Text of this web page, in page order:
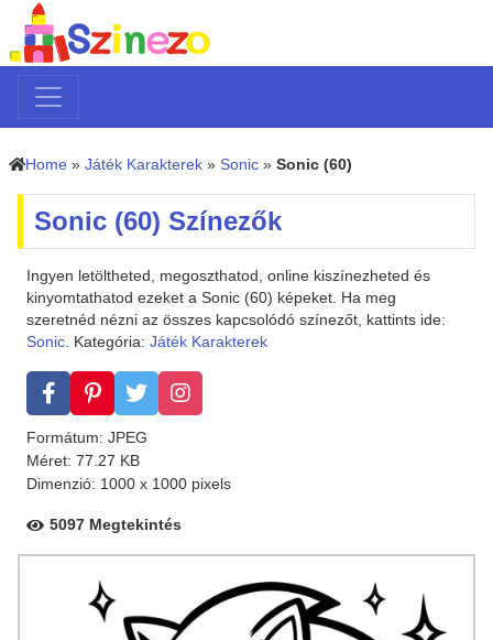
Home » Játék Karakterek » Sonic » Sonic (60)
Sonic (60) Színezők
Ingyen letöltheted, megoszthatod, online kiszínezheted és
kinyomtathatod ezeket a Sonic (60) képeket. Ha meg
szeretnéd nézni az összes kapcsolódó színezőt, kattints ide:
Sonic. Kategória: Játék Karakterek
Formátum: JPEG
Méret: 77.27 KB
Dimenzió: 1000 x 1000 pixels
5097 Megtekintés